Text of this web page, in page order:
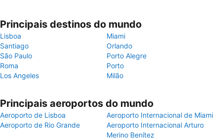
Principais destinos do mundo
Lisboa
Miami
Santiago
Orlando
São Paulo
Porto Alegre
Roma
Porto
Los Angeles
Milão
Principais aeroportos do mundo
Aeroporto de Lisboa
Aeroporto Internacional de Miami
Aeroporto de Rio Grande
Aeroporto Internacional Arturo
Merino Benítez